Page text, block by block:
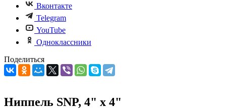
Вконтакте
Telegram
YouTube
Одноклассники
Поделиться
Ниппель SNP, 4" х 4"